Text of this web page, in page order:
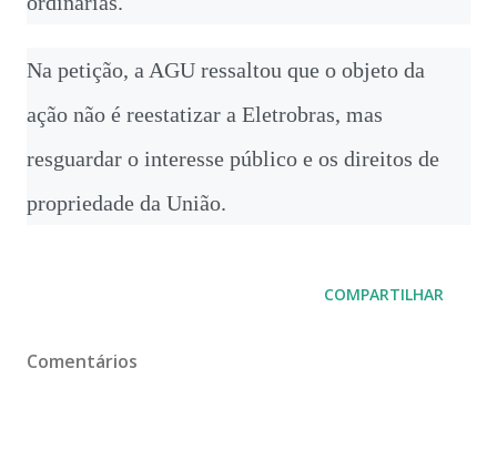
Na petição, a AGU ressaltou que o objeto da
ação não é reestatizar a Eletrobras, mas
resguardar o interesse público e os direitos de
propriedade da União.
COMPARTILHAR
Comentários